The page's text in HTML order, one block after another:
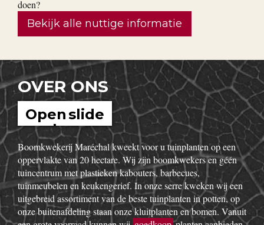
Bekijk alle nuttige informatie
OVER ONS
Open slide
show
Boomkwekerij Maréchal kweekt voor u tuinplanten op een
oppervlakte van 20 hectare. Wij zijn boomkwekers en géén
tuincentrum met plastieken kabouters, barbecues,
tuinmeubelen en keukengerief. In onze serre kweken wij een
uitgebreid assortiment van de beste tuinplanten in potten, op
onze buitenafdeling staan onze kluitplanten en bomen. Vanuit